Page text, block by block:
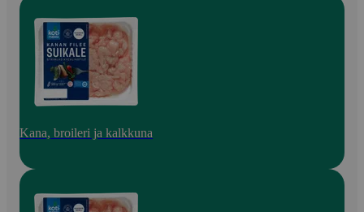
Kana, broileri ja kalkkuna